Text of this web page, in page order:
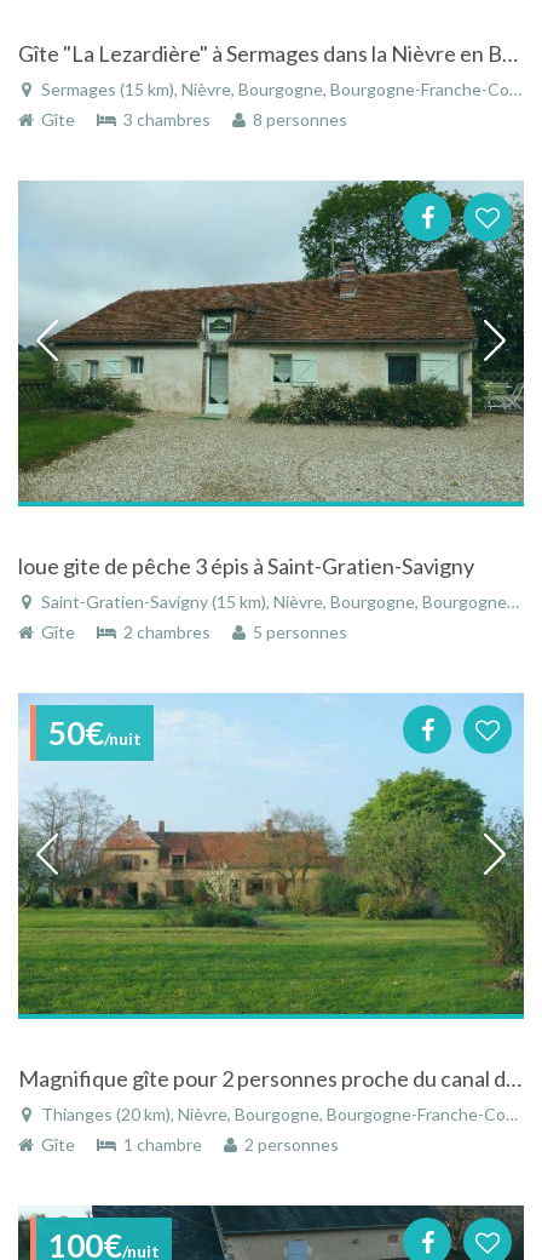
Gîte "La Lezardière" à Sermages dans la Nièvre en Bourgogne entièrement rénovée en 2013
Sermages (15 km), Nièvre, Bourgogne, Bourgogne-Franche-Comté, France
Gîte
3 chambres 8 personnes
loue gite de pêche 3 épis à Saint-Gratien-Savigny
Saint-Gratien-Savigny (15 km), Nièvre, Bourgogne, Bourgogne-Franche-Comté, France
Gîte
2 chambres 5 personnes
50€/nuit
Magnifique gîte pour 2 personnes proche du canal du Nivernais au Tremblay en Bourgogne
Thianges (20 km), Nièvre, Bourgogne, Bourgogne-Franche-Comté, France
Gîte
1 chambre 2 personnes
100€/nuit